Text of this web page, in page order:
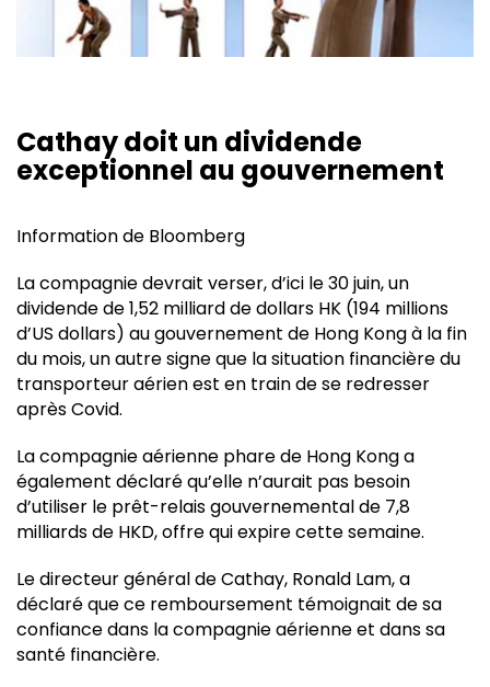
Cathay doit un dividende
exceptionnel au gouvernement
Information de Bloomberg
La compagnie devrait verser, d’ici le 30 juin, un
dividende de 1,52 milliard de dollars HK (194 millions
d’US dollars) au gouvernement de Hong Kong à la fin
du mois, un autre signe que la situation financière du
transporteur aérien est en train de se redresser
après Covid.
La compagnie aérienne phare de Hong Kong a
également déclaré qu’elle n’aurait pas besoin
d’utiliser le prêt-relais gouvernemental de 7,8
milliards de HKD, offre qui expire cette semaine.
Le directeur général de Cathay, Ronald Lam, a
déclaré que ce remboursement témoignait de sa
confiance dans la compagnie aérienne et dans sa
santé financière.